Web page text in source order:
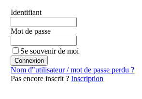
Identifiant
Mot de passe
Se souvenir de moi
Nom d"utilisateur / mot de passe perdu ?
Pas encore inscrit ?Inscription